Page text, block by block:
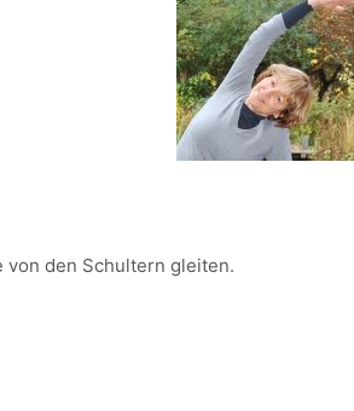
von den Schultern gleiten.